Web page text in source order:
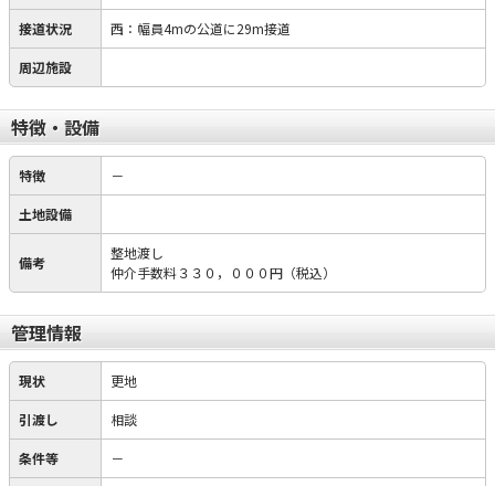
接道状況 西：幅員4mの公道に29m接道
周辺施設
特徴・設備
特徴 －
土地設備
備考
整地渡し
仲介手数料３３０，０００円（税込）
管理情報
現状 更地
引渡し 相談
条件等 －